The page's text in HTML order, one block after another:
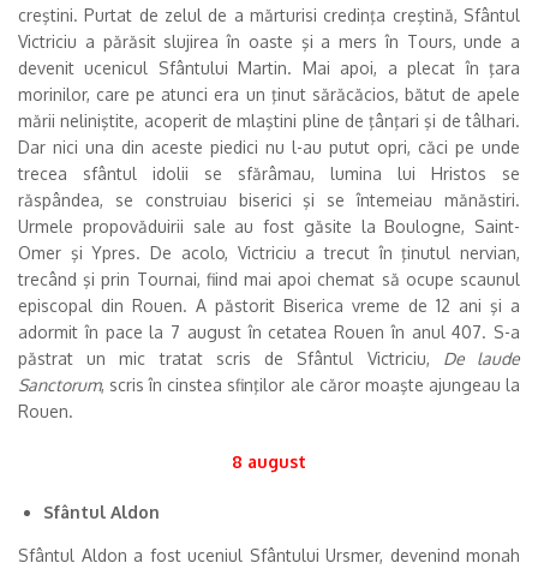
creştini. Purtat de zelul de a mărturisi credinţa creştină, Sfântul
Victriciu a părăsit slujirea în oaste şi a mers în Tours, unde a
devenit ucenicul Sfântului Martin. Mai apoi, a plecat în ţara
morinilor, care pe atunci era un ţinut sărăcăcios, bătut de apele
mării neliniştite, acoperit de mlaştini pline de ţânţari şi de tâlhari.
Dar nici una din aceste piedici nu l-au putut opri, căci pe unde
trecea sfântul idolii se sfărâmau, lumina lui Hristos se
răspândea, se construiau biserici şi se întemeiau mănăstiri.
Urmele propovăduirii sale au fost găsite la Boulogne, Saint-
Omer şi Ypres. De acolo, Victriciu a trecut în ţinutul nervian,
trecând şi prin Tournai, fiind mai apoi chemat să ocupe scaunul
episcopal din Rouen. A păstorit Biserica vreme de 12 ani şi a
adormit în pace la 7 august în cetatea Rouen în anul 407. S-a
păstrat un mic tratat scris de Sfântul Victriciu, De laude
Sanctorum, scris în cinstea sfinţilor ale căror moaşte ajungeau la
Rouen.
8 august
Sfântul Aldon
Sfântul Aldon a fost uceniul Sfântului Ursmer, devenind monah